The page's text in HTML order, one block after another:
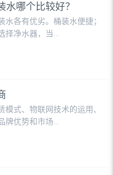
水哪个比较好？
水各有优劣。桶装水便捷；
净水器，当...
模式、物联网技术的运用、
优势和市场...